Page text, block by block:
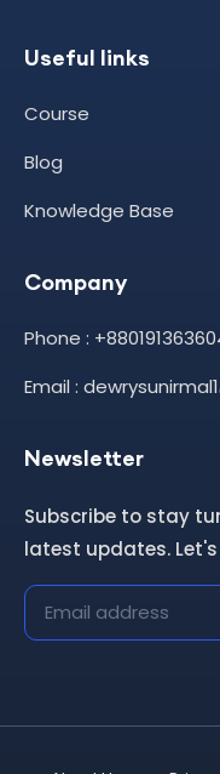
Useful links
Course
Blog
Knowledge Base
Company
Phone :
Email :
Newsletter
Subscribe to stay
latest updates.